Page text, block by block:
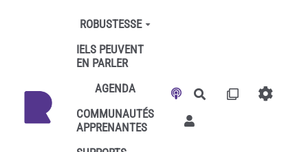
Aller au contenu principal
ROBUSTESSE
IELS PEUVENT
EN PARLER
AGENDA
COMMUNAUTÉS
APPRENANTES
Rechercher